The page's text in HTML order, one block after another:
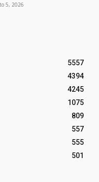
5, 2026
5557
4394
4245
1075
809
557
555
501